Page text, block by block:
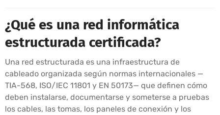
¿Qué es una red informática
estructurada certificada?
Una red estructurada es una infraestructura de
cableado organizada según normas internacionales —
TIA-568, ISO/IEC 11801 y EN 50173— que definen cómo
deben instalarse, documentarse y someterse a pruebas
los cables, las tomas, los paneles de conexión y los